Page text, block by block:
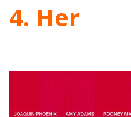
4. Her